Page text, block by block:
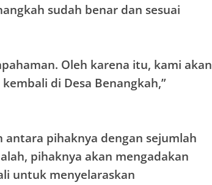
sudah benar dan sesuai
Oleh karena itu, kami akan
di Desa Benangkah,”
pihaknya dengan sejumlah
pihaknya akan mengadakan
untuk menyelaraskan